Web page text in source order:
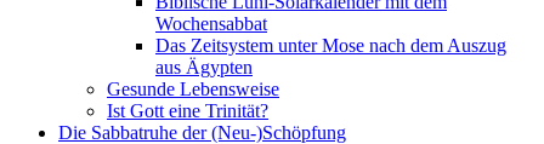
Wochensabbat
Das Zeitsystem unter Mose nach dem Auszug
aus Ägypten
Gesunde Lebensweise
Ist Gott eine Trinität?
Die Sabbatruhe der (Neu-)Schöpfung